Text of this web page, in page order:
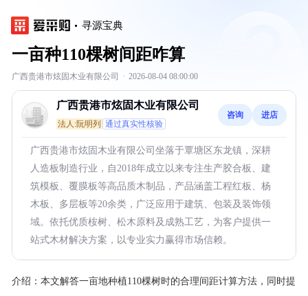
寻源宝典
一亩种110棵树间距咋算
广西贵港市炫固木业有限公司 · 2026-08-04 08:00:00
广西贵港市炫固木业有限公司
法人:阮明列 通过真实性核验
咨询 进店
广西贵港市炫固木业有限公司坐落于覃塘区东龙镇，深耕
人造板制造行业，自2018年成立以来专注生产胶合板、建
筑模板、覆膜板等高品质木制品，产品涵盖工程红板、杨
木板、多层板等20余类，广泛应用于建筑、包装及装饰领
域。依托优质桉树、松木原料及成熟工艺，为客户提供一
站式木材解决方案，以专业实力赢得市场信赖。
介绍： 本文解答一亩地种植110棵树时的合理间距计算方法，同时提